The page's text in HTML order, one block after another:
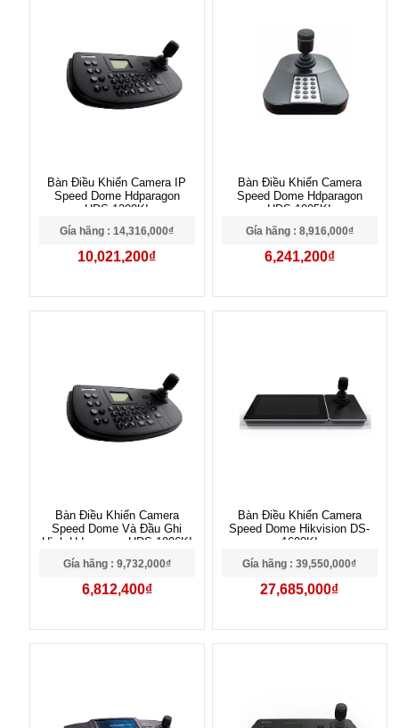
Bàn Điều Khiển Camera IP
Speed Dome Hdparagon
HDS-1200KI
Gía hãng : 14,316,000₫
10,021,200₫
Bàn Điều Khiển Camera
Speed Dome Hdparagon
HDS-1005KI
Gía hãng : 8,916,000₫
6,241,200₫
Bàn Điều Khiển Camera
Speed Dome Và Đầu Ghi
Hình Hdparagon HDS-1006KI
Gía hãng : 9,732,000₫
6,812,400₫
Bàn Điều Khiển Camera
Speed Dome Hikvision DS-
1600KI
Gía hãng : 39,550,000₫
27,685,000₫